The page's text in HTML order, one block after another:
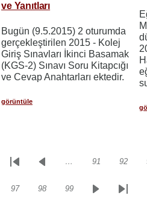
ve Yanıtları
Bugün (9.5.2015) 2 oturumda
gerçekleştirilen 2015 - Kolej
Giriş Sınavları İkinci Basamak
(KGS-2) Sınavı Soru Kitapcığı
ve Cevap Anahtarları ektedir.
görüntüle
Sayfalama
İlk
Önceki… Sayfa
91 Sayfa
92
Sayfa
97 Sayfa
98 Sayfa
99
SonrakiSon